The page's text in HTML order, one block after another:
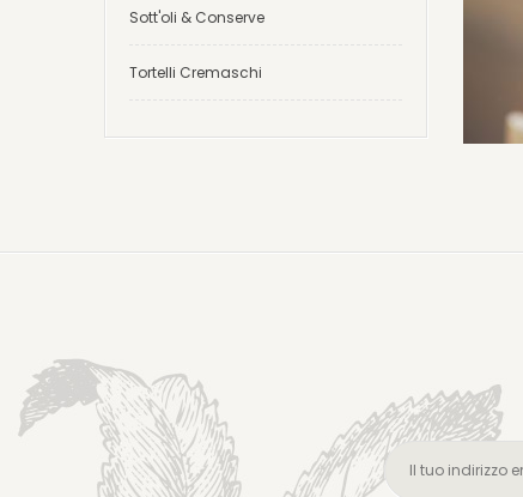
Sott'oli & Conserve
Tortelli Cremaschi